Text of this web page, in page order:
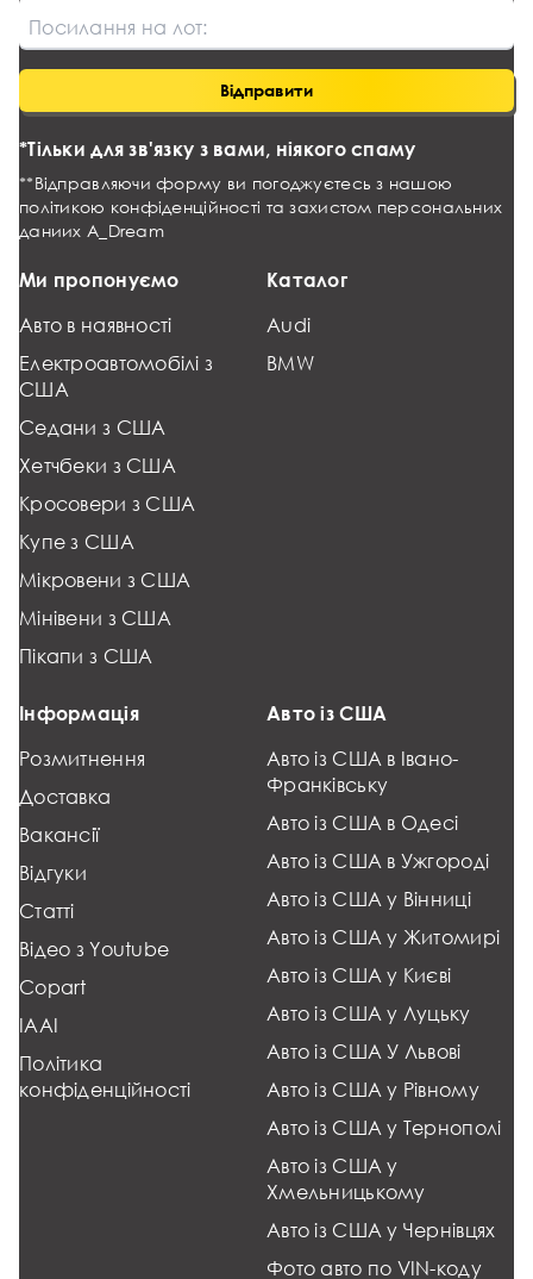
Посилання на лот:
Відправити
*Тільки для зв'язку з вами, ніякого спаму
**Відправляючи форму ви погоджуєтесь з нашою
політикою конфіденційності та захистом персональних
даниих A_Dream
Ми пропонуємо
Авто в наявності
Електроавтомобілі з
США
Седани з США
Хетчбеки з США
Кросовери з США
Купе з США
Мікровени з США
Мінівени з США
Пікапи з США
Каталог
Audi
BMW
Інформація
Розмитнення
Доставка
Вакансії
Відгуки
Статті
Відео з Youtube
Copart
IAAI
Політика
конфіденційності
Авто із США
Авто із США в Івано-
Франківську
Авто із США в Одесі
Авто із США в Ужгороді
Авто із США у Вінниці
Авто із США у Житомирі
Авто із США у Києві
Авто із США у Луцьку
Авто із США У Львові
Авто із США у Рівному
Авто із США у Тернополі
Авто із США у
Хмельницькому
Авто із США у Чернівцях
Фото авто по VIN-коду